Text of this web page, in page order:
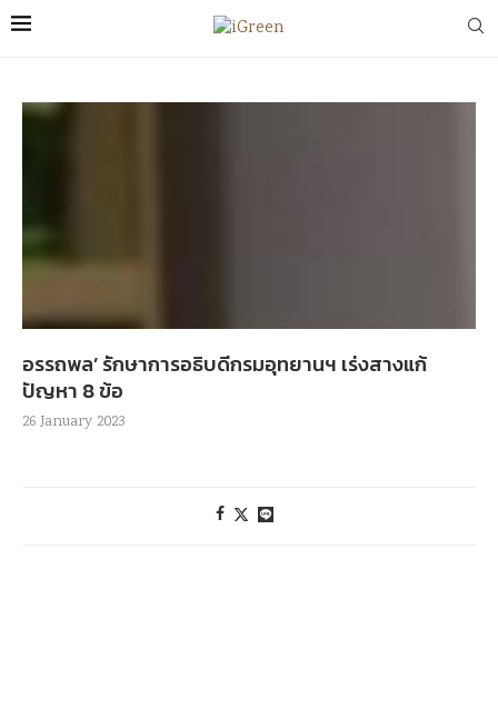
อรรถพล’ รักษาการอธิบดีกรมอุทยานฯ เร่งสางแก้
ปัญหา 8 ข้อ
26 January 2023